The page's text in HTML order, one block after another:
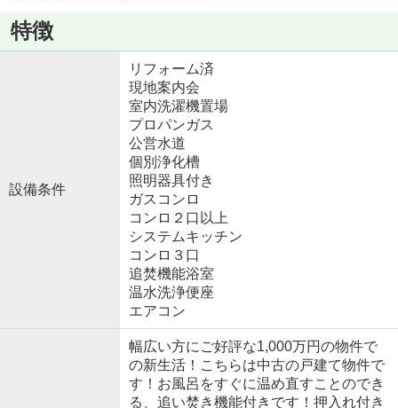
特徴
設備条件
リフォーム済
現地案内会
室内洗濯機置場
プロパンガス
公営水道
個別浄化槽
照明器具付き
ガスコンロ
コンロ２口以上
システムキッチン
コンロ３口
追焚機能浴室
温水洗浄便座
エアコン
幅広い方にご好評な1,000万円の物件で
の新生活！こちらは中古の戸建て物件で
す！お風呂をすぐに温め直すことのでき
る、追い焚き機能付きです！押入れ付き